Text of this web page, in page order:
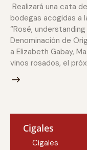
Realizará una cata
bodegas acogidas a
“Rosé,
Denominación de
a Elizabeth Gabay,
vinos rosados, el
Cigales
Cigales